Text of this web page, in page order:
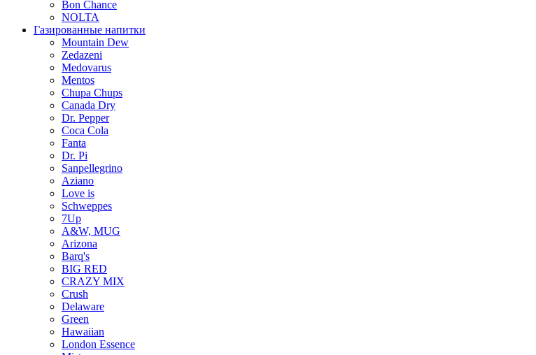
Bon Chance
NOLTA
Газированные напитки
Mountain Dew
Zedazeni
Medovarus
Mentos
Chupa Chups
Canada Dry
Dr. Pepper
Coca Cola
Fanta
Dr. Pi
Sanpellegrino
Aziano
Love is
Schweppes
7Up
A&W, MUG
Arizona
Barq's
BIG RED
CRAZY MIX
Crush
Delaware
Green
Hawaiian
London Essence